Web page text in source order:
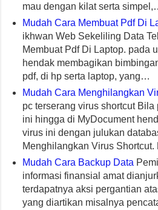
mau dengan kilat serta
Mudah Cara Membuat Pdf Di
ikhwan Web Sekeliling Data
Membuat Pdf Di Laptop. pada
hendak membagikan
pdf, di hp serta laptop, yang…
Mudah Cara Menghilangkan
pc terserang virus shortcut
ini hingga di MyDocument
virus ini dengan julukan
Menghilangkan Virus
Mudah Cara Backup Data
informasi finansial amat
terdapatnya aksi pergantian
yang diartikan misalnya